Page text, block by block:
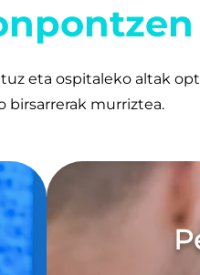
eta ospitaleko altak
birsarrerak murriztea.